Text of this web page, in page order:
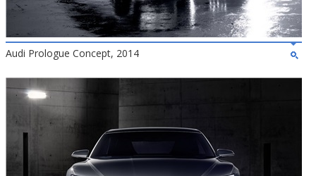
Audi Prologue Concept, 2014